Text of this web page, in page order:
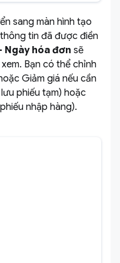
sang màn hình tạo
tin đã được điền
Ngày hóa đơn sẽ
Bạn có thể chỉnh
Giảm giá nếu cần
phiếu tạm) hoặc
nhập hàng).